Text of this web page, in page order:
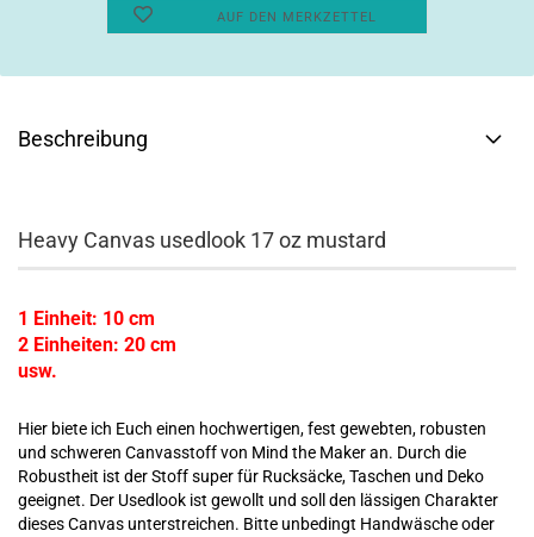
AUF DEN MERKZETTEL
Beschreibung
Heavy Canvas usedlook 17 oz mustard
1 Einheit: 10 cm
2 Einheiten: 20 cm
usw.
Hier biete ich Euch einen hochwertigen, fest gewebten, robusten
und schweren Canvasstoff von Mind the Maker an. Durch die
Robustheit ist der Stoff super für Rucksäcke, Taschen und Deko
geeignet. Der Usedlook ist gewollt und soll den lässigen Charakter
dieses Canvas unterstreichen. Bitte unbedingt Handwäsche oder